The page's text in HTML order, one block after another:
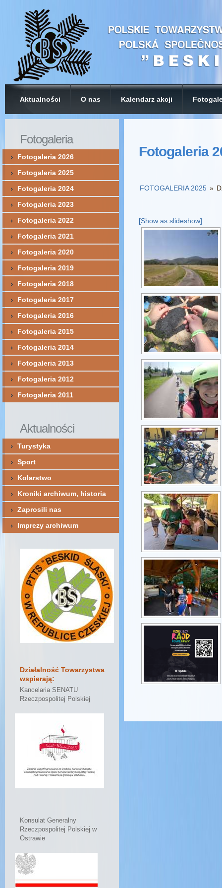
Aktualności O nas Kalendarz akcji
Fotogaleria
FOTOGALERIA 2025 »
[Show as slideshow]
Fotogaleria
Fotogaleria 2026
Fotogaleria 2025
Fotogaleria 2024
Fotogaleria 2023
Fotogaleria 2022
Fotogaleria 2021
Fotogaleria 2020
Fotogaleria 2019
Fotogaleria 2018
Fotogaleria 2017
Fotogaleria 2016
Fotogaleria 2015
Fotogaleria 2014
Fotogaleria 2013
Fotogaleria 2012
Fotogaleria 2011
Aktualności
Turystyka
Sport
Kolarstwo
Kroniki archiwum, historia
Zaprosili nas
Imprezy archiwum
Działalność Towarzystwa
wspierają:
Kancelaria SENATU
Rzeczpospolitej Polskiej
Konsulat Generalny
Rzeczpospolitej Polskiej w
Ostrawie